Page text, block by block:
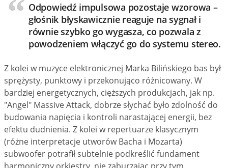
Odpowiedź impulsowa pozostaje wzorowa –
głośnik błyskawicznie reaguje na sygnał i
równie szybko go wygasza, co pozwala z
powodzeniem włączyć go do systemu stereo.
Z kolei w muzyce elektronicznej Marka Bilińskiego bas był
sprężysty, punktowy i przekonująco różnicowany. W
bardziej energetycznych, cięższych produkcjach, jak np.
"Angel" Massive Attack, dobrze słychać było zdolność do
budowania napięcia i kontroli narastającej energii, bez
efektu dudnienia. Z kolei w repertuarze klasycznym
(różne interpretacje utworów Bacha i Mozarta)
subwoofer potrafił subtelnie podkreślić fundament